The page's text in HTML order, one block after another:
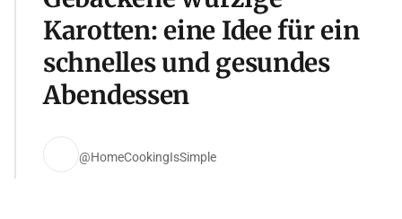
Karotten: eine Idee für ein
schnelles und gesundes
Abendessen
@HomeCookingIsSimple